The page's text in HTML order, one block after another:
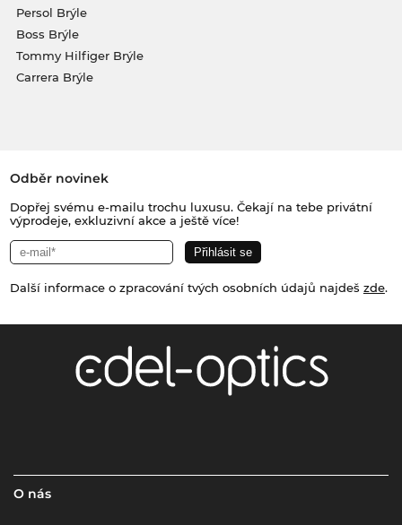
Persol Brýle
Boss Brýle
Tommy Hilfiger Brýle
Carrera Brýle
Odběr novinek
Dopřej svému e-mailu trochu luxusu. Čekají na tebe privátní
výprodeje, exkluzivní akce a ještě více!
Další informace o zpracování tvých osobních údajů najdeš zde.
O nás